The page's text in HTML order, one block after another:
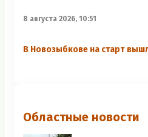
8 августа 2026, 10:51
В Новозыбкове на старт
Областные новости